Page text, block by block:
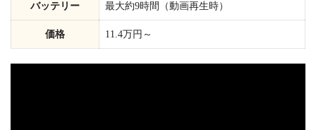
バッテリー 最大約9時間（動画再生時）
価格 11.4万円～